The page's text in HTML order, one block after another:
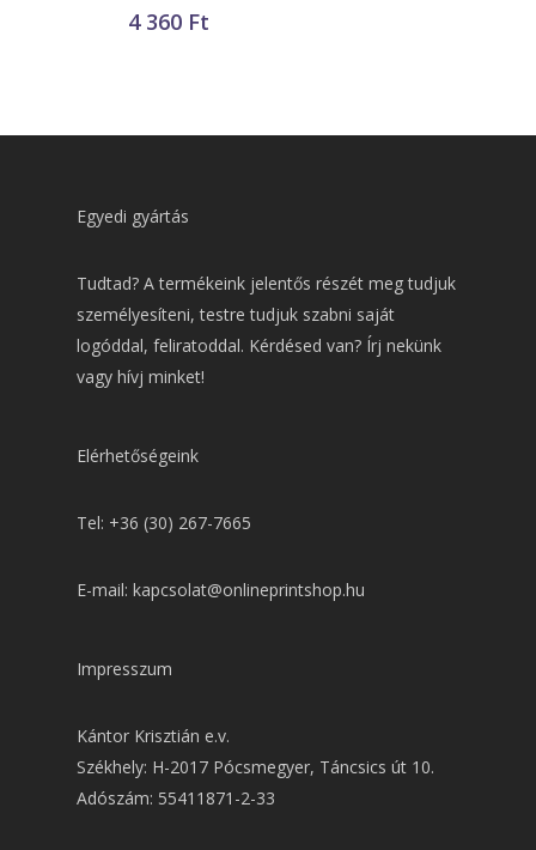
4 360 Ft
Egyedi gyártás
Tudtad? A termékeink jelentős részét meg tudjuk
személyesíteni, testre tudjuk szabni saját
logóddal, feliratoddal. Kérdésed van? Írj nekünk
vagy hívj minket!
Elérhetőségeink
Tel: +36 (30) 267-7665
E-mail: kapcsolat@onlineprintshop.hu
Impresszum
Kántor Krisztián e.v.
Székhely: H-2017 Pócsmegyer, Táncsics út 10.
Adószám: 55411871-2-33